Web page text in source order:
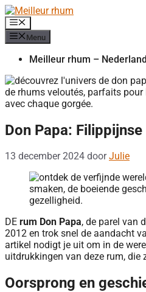
Ga
naar
de
inhoud
Menu
Menu
Meilleur rhum –
Don Papa:
13 december 2024 doorJulie
DE rum Don Papa, de parel van
2012 en trok snel de aandacht
artikel nodigt je uit om in de
uitdrukkingen van deze rum, die
Oorsprong en